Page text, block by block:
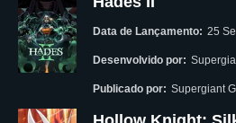
Data de Lançamento: 25
Desenvolvido por:
Publicado por: Supergiant